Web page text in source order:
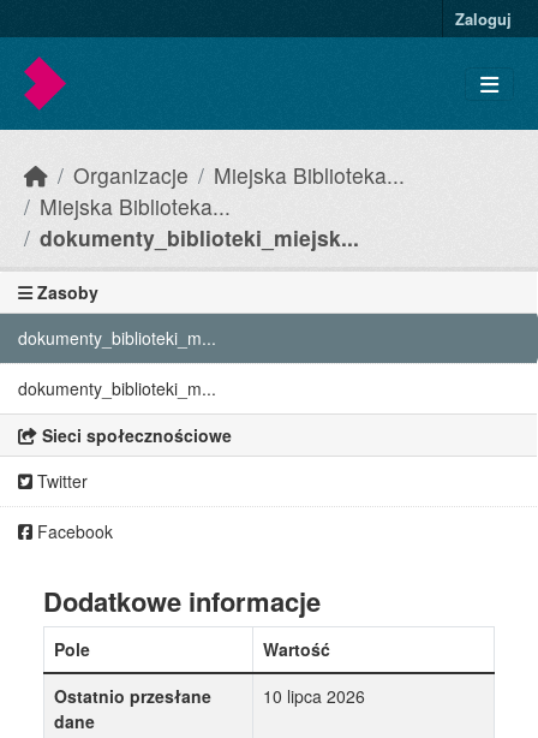
Zaloguj
Organizacje
Miejska Biblioteka...
Miejska Biblioteka...
dokumenty_biblioteki_miejsk...
Zasoby
dokumenty_biblioteki_m...
dokumenty_biblioteki_m...
Sieci społecznościowe
Twitter
Facebook
Dodatkowe informacje
Pole
Wartość
Ostatnio przesłane
dane
10 lipca 2026